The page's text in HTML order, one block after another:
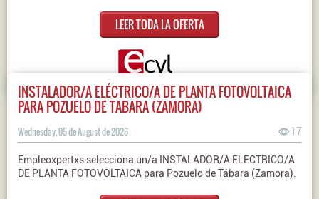
LEER TODA LA OFERTA
INSTALADOR/A ELÉCTRICO/A DE PLANTA FOTOVOLTAICA
PARA POZUELO DE TABARA (ZAMORA)
Wednesday, 05 de August de 2026 17
Empleoxpertxs selecciona un/a INSTALADOR/A ELECTRICO/A
DE PLANTA FOTOVOLTAICA para Pozuelo de Tábara (Zamora).